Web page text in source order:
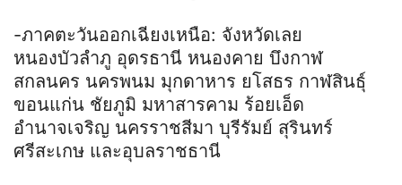
-ภาคตะวันออกเฉียงเหนือ: จังหวัดเลย
หนองบัวลำภู อุดรธานี หนองคาย บึงกาฬ
สกลนคร นครพนม มุกดาหาร ยโสธร กาฬสินธุ์
ขอนแก่น ชัยภูมิ มหาสารคาม ร้อยเอ็ด
อำนาจเจริญ นครราชสีมา บุรีรัมย์ สุรินทร์
ศรีสะเกษ และอุบลราชธานี